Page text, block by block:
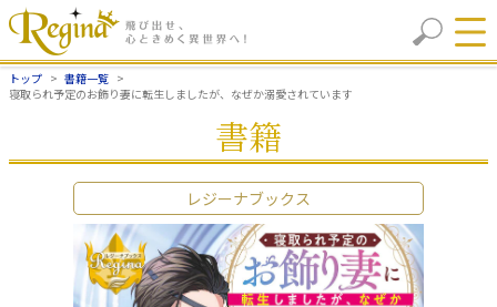
トップ
書籍一覧
寝取られ予定のお飾り妻に転生しましたが、なぜか溺愛されています
書籍
レジーナブックス